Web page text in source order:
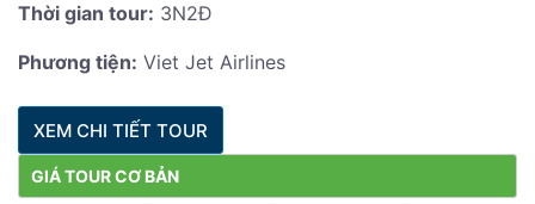
Thời gian tour: 3N2Đ
Phương tiện: Viet Jet Airlines
XEM CHI TIẾT TOUR
GIÁ TOUR CƠ BẢN